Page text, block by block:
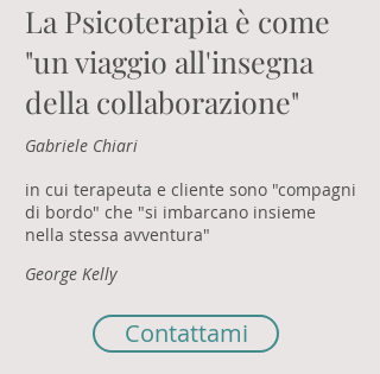
La Psicoterapia è come
"un viaggio all'insegna
della collaborazione"
Gabriele Chiari
in cui terapeuta e cliente sono "compagni
di bordo" che "si imbarcano insieme
nella stessa avventura"
George Kelly
Contattami